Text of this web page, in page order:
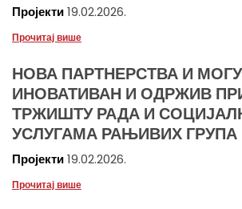
Пројекти19.02.2026.
Прочитај више
НОВА ПАРТНЕРСТВА И
ИНОВАТИВАН И ОДРЖИВ
ТРЖИШТУ РАДА И
УСЛУГАМА РАЊИВИХ
Пројекти19.02.2026.
Прочитај више